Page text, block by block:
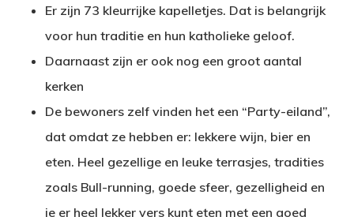
Er zijn 73 kleurrijke kapelletjes. Dat is belangrijk
voor hun traditie en hun katholieke geloof.
Daarnaast zijn er ook nog een groot aantal
kerken
De bewoners zelf vinden het een “Party-eiland”,
dat omdat ze hebben er: lekkere wijn, bier en
eten. Heel gezellige en leuke terrasjes, tradities
zoals Bull-running, goede sfeer, gezelligheid en
je er heel lekker vers kunt eten met een goed